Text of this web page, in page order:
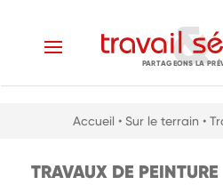
PARTAGEONS LA
Accueil • Sur le terrain •
TRAVAUX DE PEINTURE